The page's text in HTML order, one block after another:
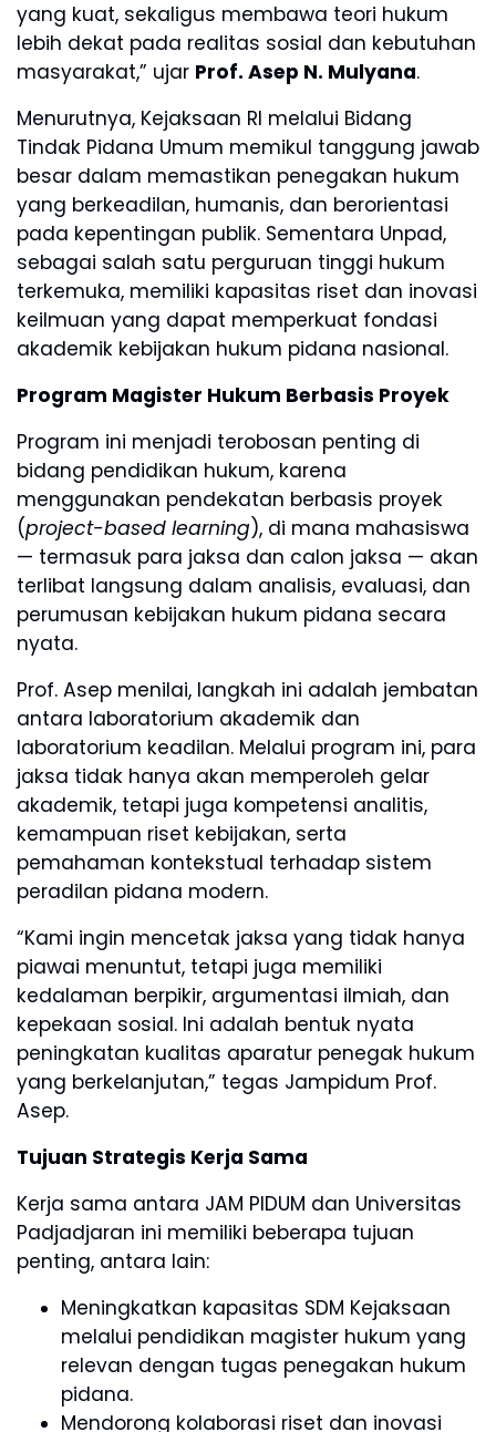
yang kuat, sekaligus membawa teori hukum
lebih dekat pada realitas sosial dan kebutuhan
masyarakat,” ujar Prof. Asep N. Mulyana.
Menurutnya, Kejaksaan RI melalui Bidang
Tindak Pidana Umum memikul tanggung jawab
besar dalam memastikan penegakan hukum
yang berkeadilan, humanis, dan berorientasi
pada kepentingan publik. Sementara Unpad,
sebagai salah satu perguruan tinggi hukum
terkemuka, memiliki kapasitas riset dan inovasi
keilmuan yang dapat memperkuat fondasi
akademik kebijakan hukum pidana nasional.
Program Magister Hukum Berbasis Proyek
Program ini menjadi terobosan penting di
bidang pendidikan hukum, karena
menggunakan pendekatan berbasis proyek
(project-based learning), di mana mahasiswa
— termasuk para jaksa dan calon jaksa — akan
terlibat langsung dalam analisis, evaluasi, dan
perumusan kebijakan hukum pidana secara
nyata.
Prof. Asep menilai, langkah ini adalah jembatan
antara laboratorium akademik dan
laboratorium keadilan. Melalui program ini, para
jaksa tidak hanya akan memperoleh gelar
akademik, tetapi juga kompetensi analitis,
kemampuan riset kebijakan, serta
pemahaman kontekstual terhadap sistem
peradilan pidana modern.
“Kami ingin mencetak jaksa yang tidak hanya
piawai menuntut, tetapi juga memiliki
kedalaman berpikir, argumentasi ilmiah, dan
kepekaan sosial. Ini adalah bentuk nyata
peningkatan kualitas aparatur penegak hukum
yang berkelanjutan,” tegas Jampidum Prof.
Asep.
Tujuan Strategis Kerja Sama
Kerja sama antara JAM PIDUM dan Universitas
Padjadjaran ini memiliki beberapa tujuan
penting, antara lain:
Meningkatkan kapasitas SDM Kejaksaan
melalui pendidikan magister hukum yang
relevan dengan tugas penegakan hukum
pidana.
Mendorong kolaborasi riset dan inovasi